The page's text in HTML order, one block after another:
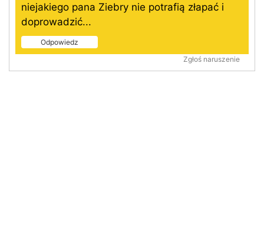
niejakiego pana Ziebry nie potrafią złapać i
doprowadzić...
Odpowiedz
Zgłoś naruszenie